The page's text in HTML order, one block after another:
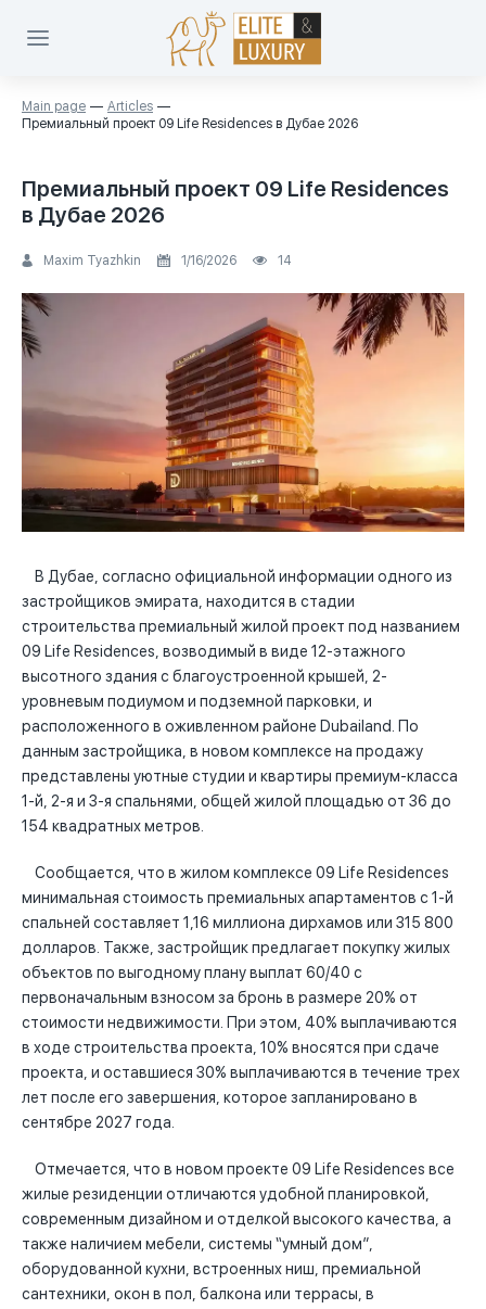
Main page
Articles
Премиальный проект 09 Life Residences в Дубае 2026
Премиальный проект 09 Life Residences
в Дубае 2026
Maxim Tyazhkin 1/16/2026 14
В Дубае, согласно официальной информации одного из
застройщиков эмирата, находится в стадии
строительства премиальный жилой проект под названием
09 Life Residences, возводимый в виде 12-этажного
высотного здания с благоустроенной крышей, 2-
уровневым подиумом и подземной парковки, и
расположенного в оживленном районе Dubailand. По
данным застройщика, в новом комплексе на продажу
представлены уютные студии и квартиры премиум-класса
1-й, 2-я и 3-я спальнями, общей жилой площадью от 36 до
154 квадратных метров.
Сообщается, что в жилом комплексе 09 Life Residences
минимальная стоимость премиальных апартаментов с 1-й
спальней составляет 1,16 миллиона дирхамов или 315 800
долларов. Также, застройщик предлагает покупку жилых
объектов по выгодному плану выплат 60/40 с
первоначальным взносом за бронь в размере 20% от
стоимости недвижимости. При этом, 40% выплачиваются
в ходе строительства проекта, 10% вносятся при сдаче
проекта, и оставшиеся 30% выплачиваются в течение трех
лет после его завершения, которое запланировано в
сентябре 2027 года.
Отмечается, что в новом проекте 09 Life Residences все
жилые резиденции отличаются удобной планировкой,
современным дизайном и отделкой высокого качества, а
также наличием мебели, системы “умный дом”,
оборудованной кухни, встроенных ниш, премиальной
сантехники, окон в пол, балкона или террасы, в